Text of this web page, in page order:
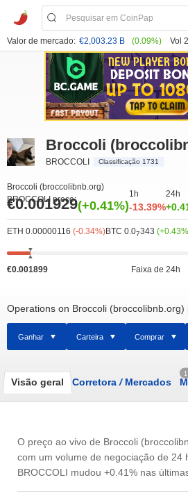
Valor de mercado: €2,003.23 B (0.09%) Vol
Broccoli
BROCCOLI Classificação 1731
Broccoli (broccolibnb.org)
BROCCOLI preço:
€0.001929(+0.41%)
1h
-13.39%
24h
ETH 0.00000116 (-0.34%)BTC 0.07343
€0.001899 Faixa de 24h
Operations on Broccoli
Ganhar Carteira Comprar
Visão geral Corretora /Mercados
1
O preço ao vivo de Broccoli
com um volume de negociação de 24
BROCCOLI mudou +0.41% nas